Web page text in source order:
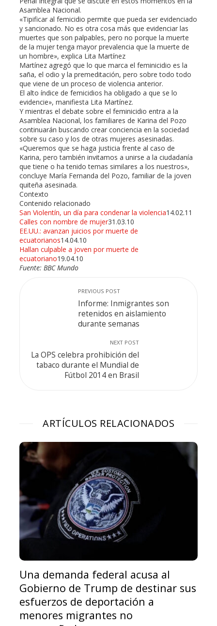
Asamblea Nacional.
«Tipificar al femicidio permite que pueda ser evidenciado
y sancionado. No es otra cosa más que evidenciar las
muertes que son palpables, pero no porque la muerte
de la mujer tenga mayor prevalencia que la muerte de
un hombre», explica Lita Martínez
Martínez agregó que lo que marca el feminicidio es la
saña, el odio y la premeditación, pero sobre todo todo
que viene de un proceso de violencia anterior.
El alto índice de femicidios ha obligado a que se lo
evidencie», manifiesta Lita Martínez.
Y mientras el debate sobre el feminicidio entra a la
Asamblea Nacional, los familiares de Karina del Pozo
continuarán buscando crear conciencia en la sociedad
sobre su caso y los de otras mujeres asesinadas.
«Queremos que se haga justicia frente al caso de
Karina, pero también invitamos a unirse a la ciudadanía
que tiene o ha tenido temas similares a los nuestros»,
concluye María Fernanda del Pozo, familiar de la joven
quiteña asesinada.
Contexto
Contenido relacionado
San Violentín, un día para condenar la violencia14.02.11
Calles con nombre de mujer31.03.10
EE.UU.: avanzan juicios por muerte de
ecuatorianos14.04.10
Hallan culpable a joven por muerte de
ecuatoriano19.04.10
Fuente: BBC Mundo
PREVIOUS POST
Informe: Inmigrantes son
retenidos en aislamiento
durante semanas
NEXT POST
La OPS celebra prohibición del
tabaco durante el Mundial de
Fútbol 2014 en Brasil
ARTÍCULOS RELACIONADOS
Una demanda federal acusa al
Gobierno de Trump de destinar sus
esfuerzos de deportación a
menores migrantes no